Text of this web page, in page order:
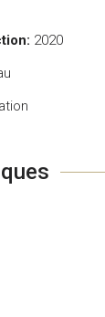
2020